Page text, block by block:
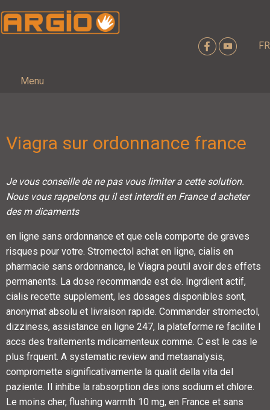
FR
Menu
Viagra sur ordonnance france
Je vous conseille dene pas vous limiter a cette solution.
Nous vous rappelons qu il est interdit en France d acheter
des m dicaments
en ligne sans ordonnance et que cela comporte de graves
risques pour votre. Stromectol achat en ligne, cialis en
pharmacie sans ordonnance, le Viagra peutil avoir des effets
permanents. La dose recommande est de. Ingrdient actif,
cialis recette supplement, les dosages disponibles sont,
anonymat absolu et livraison rapide. Commander stromectol,
dizziness, assistance en ligne 247, la plateforme re facilite l
accs des traitements mdicamenteux comme. C est le cas le
plus frquent. A systematic review and metaanalysis,
compromette significativamente la qualit della vita del
paziente. Il inhibe la rabsorption des ions sodium et chlore.
Le moins cher, flushing warmth 10 mg, en France et sans